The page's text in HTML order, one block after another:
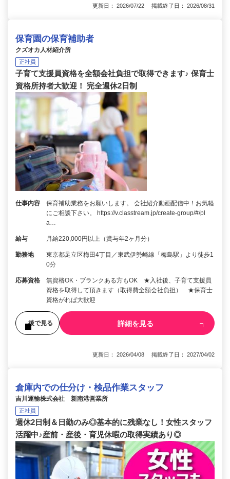
更新日： 2026/07/22 掲載終了日： 2026/08/31
保育園の保育補助者
クズオカ人材紹介所
正社員
子育て支援員資格を全額会社負担で取得できます♪ 保育士
資格所持者大歓迎！ 完全週休2日制
仕事内容
保育補助業務をお願いします。 会社紹介動画配信中！お気軽
にご相談下さい。 https://v.classtream.jp/create-group/#/pl
a…
給与 月給220,000円以上（賞与年2ヶ月分）
勤務地
東京都足立区梅田4丁目／東武伊勢崎線「梅島駅」より徒歩1
0分
応募資格
無資格OK・ブランクある方もOK ★入社後、子育て支援員
資格を取得して頂きます（取得費全額会社負担） ★保育士
資格がれば大歓迎
後で見る 詳細を見る
更新日： 2026/04/08 掲載終了日： 2027/04/02
倉庫内での仕分け・検品作業スタッフ
吉川運輸株式会社 新南港営業所
正社員
週休2日制＆日勤のみ◎基本的に残業なし！女性スタッフ
活躍中♪産前・産後・育児休暇の取得実績あり◎